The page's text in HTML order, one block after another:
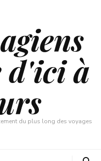
d'ici à
du plus long des voyages